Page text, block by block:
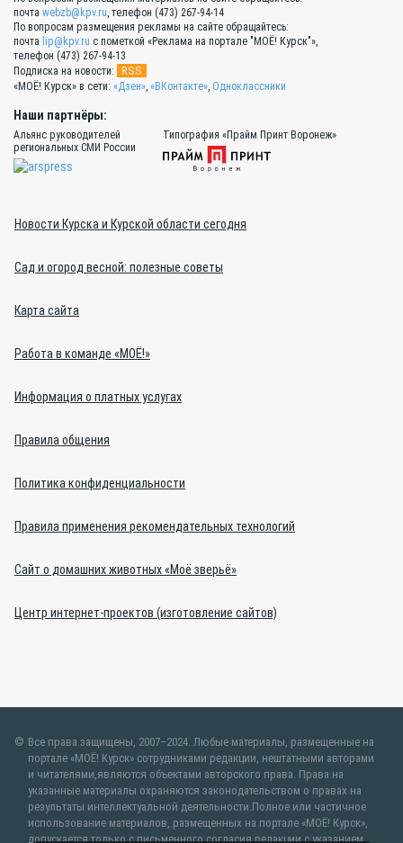
почта webzb@kpv.ru, телефон (473) 267-94-14
По вопросам размещения рекламы на сайте обращайтесь:
почта lip@kpv.ru с пометкой «Реклама на портале "МОЁ! Курск"»,
телефон (473) 267-94-13
Подписка на новости:
RSS
«МОЁ! Курск» в сети: «Дзен», «ВКонтакте», Одноклассники
Наши партнёры:
Альянс руководителей
региональных СМИ России
Типография «Прайм Принт Воронеж»
Новости Курска и Курской области сегодня
Сад и огород весной: полезные советы
Карта сайта
Работа в команде «МОЁ!»
Информация о платных услугах
Правила общения
Политика конфиденциальности
Правила применения рекомендательных технологий
Сайт о домашних животных «Моё зверьё»
Центр интернет-проектов (изготовление сайтов)
Все права защищены, 2007–2024. Любые материалы, размещенные на
портале «МОЁ! Курск» сотрудниками редакции, нештатными авторами
и читателями,являются объектами авторского права. Права на
указанные материалы охраняются законодательством о правах на
результаты интеллектуальной деятельности.Полное или частичное
использование материалов, размещенных на портале «МОЁ! Курск»,
допускается только с письменного согласия редакции с указанием